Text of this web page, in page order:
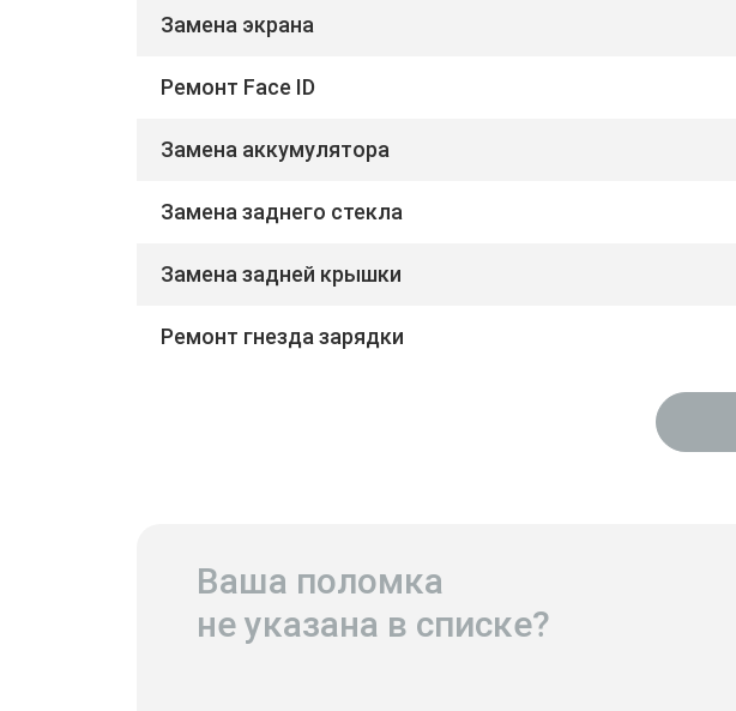
Замена экрана
Ремонт Face ID
Замена аккумулятора
Замена заднего стекла
Замена задней крышки
Ремонт гнезда зарядки
Ваша поломка
не указана в списке?